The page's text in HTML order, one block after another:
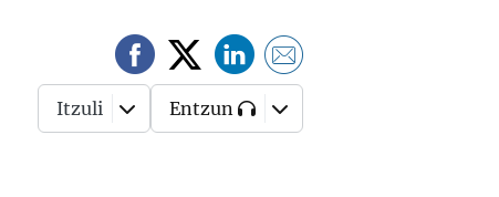
Itzuli Entzun